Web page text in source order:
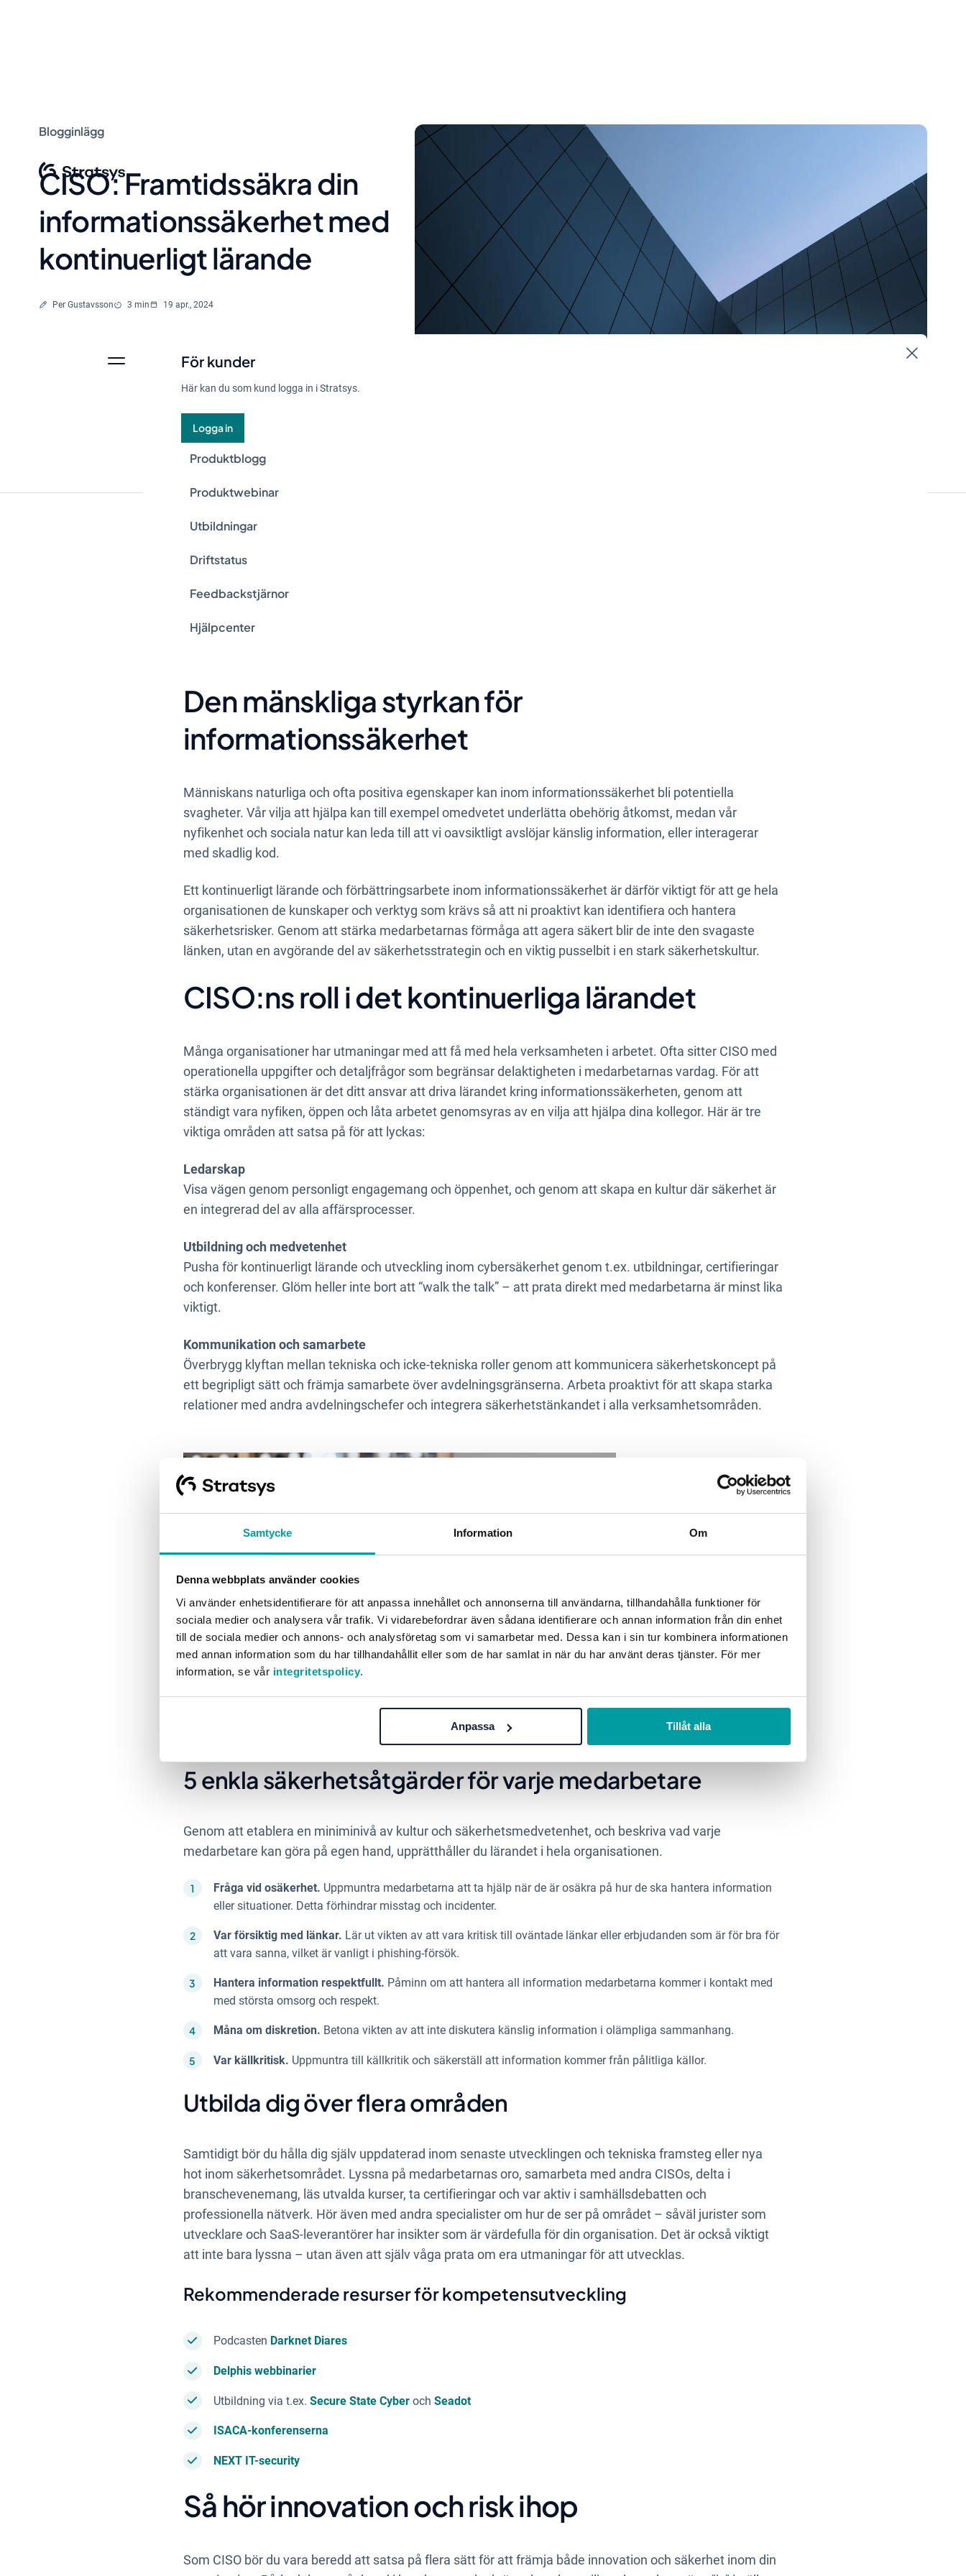
Samtycke Information Om
Denna webbplats använder cookies
Vi använder enhetsidentifierare för att anpassa innehållet och annonserna till användarna, tillhandahålla funktioner för
sociala medier och analysera vår trafik. Vi vidarebefordrar även sådana identifierare och annan information från din enhet
till de sociala medier och annons- och analysföretag som vi samarbetar med. Dessa kan i sin tur kombinera informationen
med annan information som du har tillhandahållit eller som de har samlat in när du har använt deras tjänster. För mer
information, se vår integritetspolicy.
Anpassa Tillåt alla
För kunder
Här kan du som kund logga in i Stratsys.
Logga in
Produktblogg
Produktwebinar
Utbildningar
Driftstatus
Feedbackstjärnor
Hjälpcenter
Blogginlägg
CISO: Framtidssäkra din
informationssäkerhet med
kontinuerligt lärande
Skriven av
Per Gustavsson Lästid
3 min 19 apr., 2024
Vikten av proaktivitet och kontinuerligt lärande är avgörande för att hålla sig ajour
nödvändigt att göra misstag och lära sig av sina svagheter för att bedriva ett löpande
förbättringsarbete i organisationen. Så här bör du som CISO tänka för att
Den mänskliga styrkan för
informationssäkerhet
Människans naturliga och ofta positiva egenskaper kan inom informationssäkerhet bli potentiella
svagheter. Vår vilja att hjälpa kan till exempel omedvetet underlätta obehörig åtkomst, medan vår
nyfikenhet och sociala natur kan leda till att vi oavsiktligt avslöjar känslig information, eller interagerar
med skadlig kod.
Ett kontinuerligt lärande och förbättringsarbete inom informationssäkerhet är därför viktigt för att ge hela
organisationen de kunskaper och verktyg som krävs så att ni proaktivt kan identifiera och hantera
säkerhetsrisker. Genom att stärka medarbetarnas förmåga att agera säkert blir de inte den svagaste
länken, utan en avgörande del av säkerhetsstrategin och en viktig pusselbit i en stark säkerhetskultur.
CISO:ns roll i det kontinuerliga lärandet
Många organisationer har utmaningar med att få med hela verksamheten i arbetet. Ofta sitter CISO med
operationella uppgifter och detaljfrågor som begränsar delaktigheten i medarbetarnas vardag. För att
stärka organisationen är det ditt ansvar att driva lärandet kring informationssäkerheten, genom att
ständigt vara nyfiken, öppen och låta arbetet genomsyras av en vilja att hjälpa dina kollegor. Här är tre
viktiga områden att satsa på för att lyckas:
Ledarskap
Visa vägen genom personligt engagemang och öppenhet, och genom att skapa en kultur där säkerhet är
en integrerad del av alla affärsprocesser.
Utbildning och medvetenhet
Pusha för kontinuerligt lärande och utveckling inom cybersäkerhet genom t.ex. utbildningar, certifieringar
och konferenser. Glöm heller inte bort att “walk the talk” – att prata direkt med medarbetarna är minst lika
viktigt.
Kommunikation och samarbete
Överbrygg klyftan mellan tekniska och icke-tekniska roller genom att kommunicera säkerhetskoncept på
ett begripligt sätt och främja samarbete över avdelningsgränserna. Arbeta proaktivt för att skapa starka
relationer med andra avdelningschefer och integrera säkerhetstänkandet i alla verksamhetsområden.
5 enkla säkerhetsåtgärder för varje medarbetare
Genom att etablera en miniminivå av kultur och säkerhetsmedvetenhet, och beskriva vad varje
medarbetare kan göra på egen hand, upprätthåller du lärandet i hela organisationen.
Fråga vid osäkerhet. Uppmuntra medarbetarna att ta hjälp när de är osäkra på hur de ska hantera information
eller situationer. Detta förhindrar misstag och incidenter.
Var försiktig med länkar. Lär ut vikten av att vara kritisk till oväntade länkar eller erbjudanden som är för bra för
att vara sanna, vilket är vanligt i phishing-försök.
Hantera information respektfullt. Påminn om att hantera all information medarbetarna kommer i kontakt med
med största omsorg och respekt.
Måna om diskretion. Betona vikten av att inte diskutera känslig information i olämpliga sammanhang.
Var källkritisk. Uppmuntra till källkritik och säkerställ att information kommer från pålitliga källor.
Utbilda dig över flera områden
Samtidigt bör du hålla dig själv uppdaterad inom senaste utvecklingen och tekniska framsteg eller nya
hot inom säkerhetsområdet. Lyssna på medarbetarnas oro, samarbeta med andra CISOs, delta i
branschevenemang, läs utvalda kurser, ta certifieringar och var aktiv i samhällsdebatten och
professionella nätverk. Hör även med andra specialister om hur de ser på området – såväl jurister som
utvecklare och SaaS-leverantörer har insikter som är värdefulla för din organisation. Det är också viktigt
att inte bara lyssna – utan även att själv våga prata om era utmaningar för att utvecklas.
Rekommenderade resurser för kompetensutveckling
Podcasten Darknet Diares
Delphis webbinarier
Utbildning via t.ex. Secure State Cyberoch Seadot
ISACA-konferenserna
NEXT IT-security
Så hör innovation och risk ihop
Som CISO bör du vara beredd att satsa på flera sätt för att främja både innovation och säkerhet inom din